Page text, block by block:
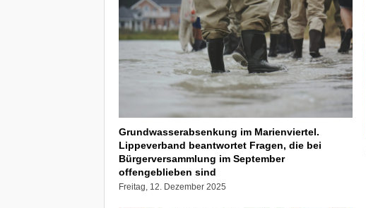
Grundwasserabsenkung im Marienviertel.
Lippeverband beantwortet Fragen, die bei
Bürgerversammlung im September
offengeblieben sind
Freitag, 12. Dezember 2025